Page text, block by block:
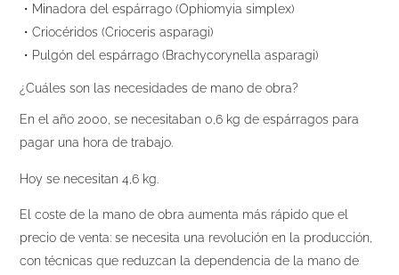
・Minadora del espárrago (Ophiomyia simplex)
・Criocéridos (Crioceris asparagi)
・Pulgón del espárrago (Brachycorynella asparagi)
¿Cuáles son las necesidades de mano de obra?
En el año 2000, se necesitaban 0,6 kg de espárragos para
pagar una hora de trabajo.
Hoy se necesitan 4,6 kg.
El coste de la mano de obra aumenta más rápido que el
precio de venta: se necesita una revolución en la producción,
con técnicas que reduzcan la dependencia de la mano de